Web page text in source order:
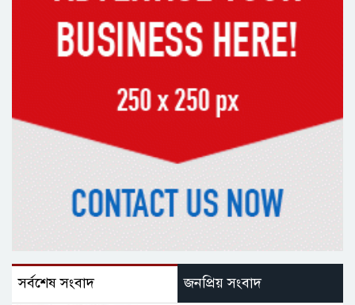
সর্বশেষ সংবাদ জনপ্রিয় সংবাদ